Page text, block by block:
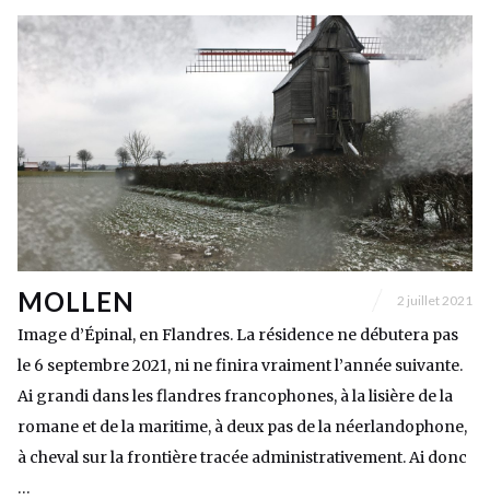
MOLLEN 2 juillet 2021
Image d’Épinal, en Flandres. La résidence ne débutera pas
le 6 septembre 2021, ni ne finira vraiment l’année suivante.
Ai grandi dans les flandres francophones, à la lisière de la
romane et de la maritime, à deux pas de la néerlandophone,
à cheval sur la frontière tracée administrativement. Ai donc
…